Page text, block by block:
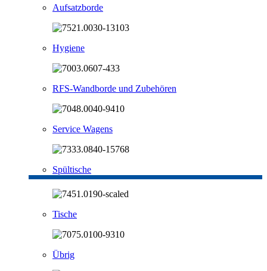
Aufsatzborde
Hygiene
RFS-Wandborde und Zubehören
Service Wagens
Spültische
Tische
Übrig